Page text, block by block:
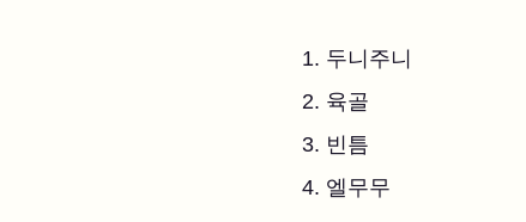
두니주니
육골
빈틈
엘무무